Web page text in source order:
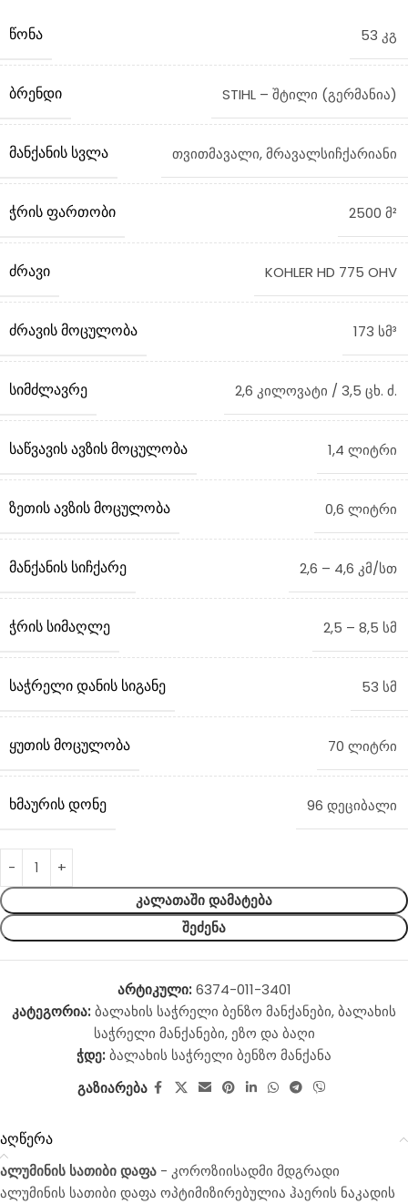
ᲬᲝᲜᲐ 53 კგ
ᲑᲠᲔᲜᲓᲘ STIHL – შტილი (გერმანია)
ᲛᲐᲜᲥᲐᲜᲘᲡ ᲡᲕᲚᲐ თვითმავალი, მრავალსიჩქარიანი
ᲭᲠᲘᲡ ᲤᲐᲠᲗᲝᲑᲘ 2500 მ²
ᲫᲠᲐᲕᲘ KOHLER HD 775 OHV
ᲫᲠᲐᲕᲘᲡ ᲛᲝᲪᲣᲚᲝᲑᲐ 173 სმ³
ᲡᲘᲛᲫᲚᲐᲕᲠᲔ 2,6 კილოვატი / 3,5 ცხ. ძ.
ᲡᲐᲬᲕᲐᲕᲘᲡ ᲐᲕᲖᲘᲡ ᲛᲝᲪᲣᲚᲝᲑᲐ 1,4 ლიტრი
ᲖᲔᲗᲘᲡ ᲐᲕᲖᲘᲡ ᲛᲝᲪᲣᲚᲝᲑᲐ 0,6 ლიტრი
ᲛᲐᲜᲥᲐᲜᲘᲡ ᲡᲘᲩᲥᲐᲠᲔ 2,6 – 4,6 კმ/სთ
ᲭᲠᲘᲡ ᲡᲘᲛᲐᲦᲚᲔ 2,5 – 8,5 სმ
ᲡᲐᲭᲠᲔᲚᲘ ᲓᲐᲜᲘᲡ ᲡᲘᲒᲐᲜᲔ 53 სმ
ᲧᲣᲗᲘᲡ ᲛᲝᲪᲣᲚᲝᲑᲐ 70 ლიტრი
ᲮᲛᲐᲣᲠᲘᲡ ᲓᲝᲜᲔ 96 დეციბალი
ᲙᲐᲚᲐᲗᲐᲨᲘ ᲓᲐᲛᲐᲢᲔᲑᲐ
ᲨᲔᲫᲔᲜᲐ
არტიკული: 6374-011-3401
კატეგორია: ბალახის საჭრელი ბენზო მანქანები,ბალახის
საჭრელი მანქანები, ეზო და ბაღი
ჭდე: ბალახის საჭრელი ბენზო მანქანა
გაზიარება
აღწერა
ალუმინის სათიბი დაფა - კოროზიისადმი მდგრადი
ალუმინის სათიბი დაფა ოპტიმიზირებულია ჰაერის ნაკადის